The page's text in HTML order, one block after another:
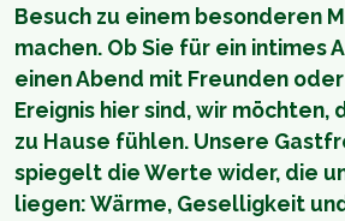
Besuch zu einem besonderen
machen. Ob Sie für ein intimes
einen Abend mit Freunden
Ereignis hier sind, wir möchten,
zu Hause fühlen. Unsere
spiegelt die Werte wider, die
liegen: Wärme, Geselligkeit